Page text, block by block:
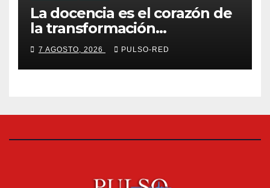
La docencia es el corazón de
la transformación
universitaria: Rector de la
UATx
7 AGOSTO, 2026 PULSO-RED